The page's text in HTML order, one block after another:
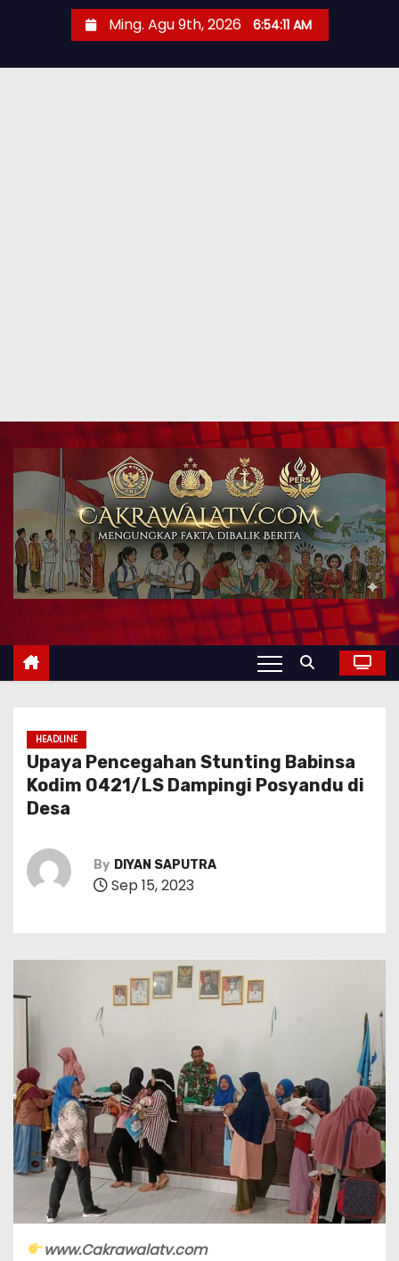
Ming. Agu 9th, 2026 6:54:12 AM
HEADLINE
Upaya Pencegahan Stunting Babinsa
Kodim 0421/LS Dampingi Posyandu di
Desa
By DIYAN SAPUTRA
Sep 15, 2023
www.Cakrawalatv.com